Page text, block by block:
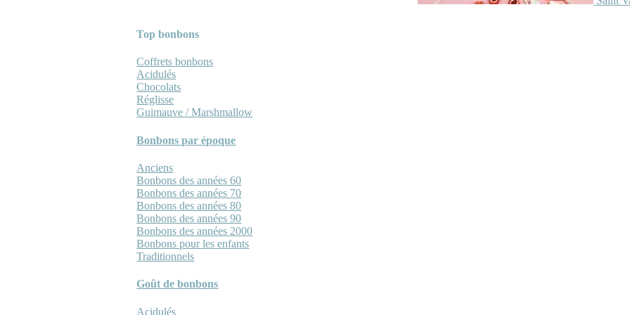
Top bonbons
Coffrets bonbons
Acidulés
Chocolats
Réglisse
Guimauve / Marshmallow
Bonbons par époque
Anciens
Bonbons des années 60
Bonbons des années 70
Bonbons des années 80
Bonbons des années 90
Bonbons des années 2000
Bonbons pour les enfants
Traditionnels
Goût de bonbons
Acidulés